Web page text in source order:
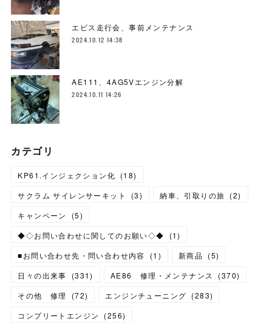
エビス走行会、事前メンテナンス
2024.10.12 14:38
AE111、4AG5Vエンジン分解
2024.10.11 14:26
カテゴリ
KP61.インジェクション化 (18)
サクラム サイレンサーキット
(3) 納車、引取りの旅 (2)
キャンペーン
(5)
◆◇お問い合わせに関してのお願い◇◆
(1)
■お問い合わせ先・問い合わせ内容
(1 ) 新商品 (5)
日々の出来事
(331) AE86 修理・メンテナンス (370)
その他 修理
(72) エンジンチューニング (283)
コンプリートエンジン
(256)